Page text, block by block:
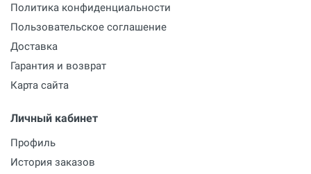
Ширина
330 мм
Политика конфиденциальности
Пользовательское соглашение
Доставка
Гарантия и возврат
Карта сайта
Личный кабинет
Профиль
История заказов